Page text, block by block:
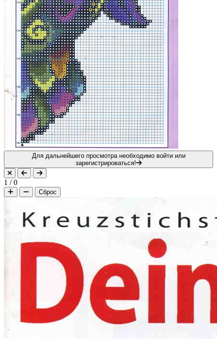
Для дальнейшего просмотра необходимо войти или
зарегистрироваться!
1 /0
Сброс